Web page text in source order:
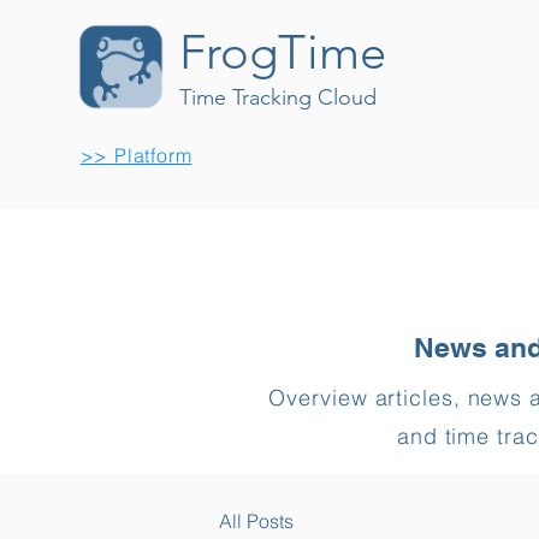
FrogTime
Time Tracking Cloud
>> Platform
News
Overview articles, news
and time
All Posts